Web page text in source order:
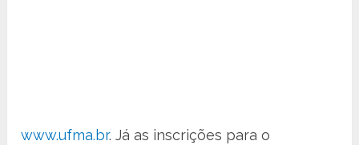
www.ufma.br. Já as inscrições para o